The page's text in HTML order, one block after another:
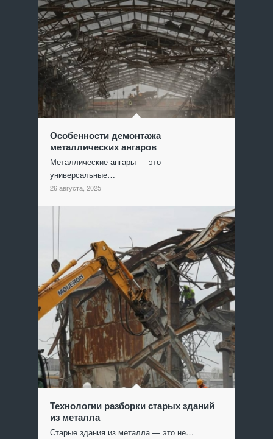
Особенности демонтажа
металлических ангаров
Металлические ангары — это
универсальные…
26 августа, 2025
Технологии разборки старых зданий
из металла
Старые здания из металла — это не…